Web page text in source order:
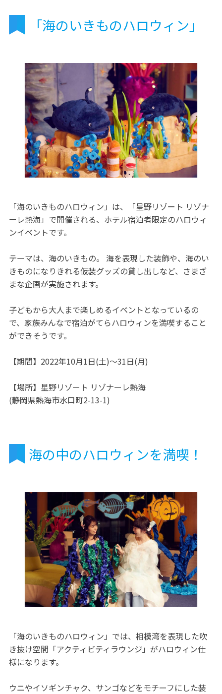
「海のいきものハロウィン」
「海のいきものハロウィン」は、「星野リゾート リゾナ
ーレ熱海」で開催される、ホテル宿泊者限定のハロウィ
ンイベントです。
テーマは、海のいきもの。 海を表現した装飾や、海のい
きものになりきれる仮装グッズの貸し出しなど、さまざ
まな企画が実施されます。
子どもから大人まで楽しめるイベントとなっているの
で、家族みんなで宿泊がてらハロウィンを満喫すること
ができそうです。
【期間】2022年10月1日(土)～31日(月)
【場所】星野リゾート リゾナーレ熱海
(静岡県熱海市水口町2-13-1)
海の中のハロウィンを満喫！
「海のいきものハロウィン」では、相模湾を表現した吹
き抜け空間「アクティビティラウンジ」がハロウィン仕
様になります。
ウニやイソギンチャク、サンゴなどをモチーフにした装